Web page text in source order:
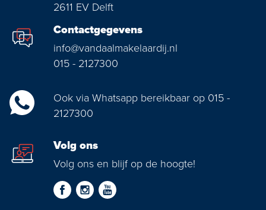
2611 EV Delft
Contactgegevens
info@vandaalmakelaardij.nl
015 - 2127300
Ook via Whatsapp bereikbaar op 015 -
2127300
Volg ons
Volg ons en blijf op de hoogte!